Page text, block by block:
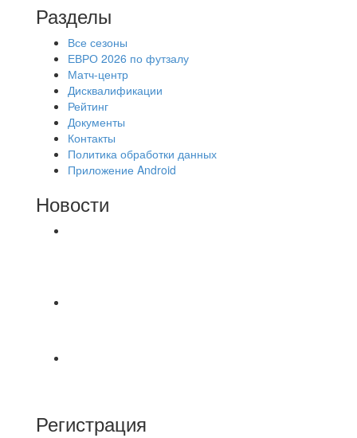
Разделы
Все сезоны
ЕВРО 2026 по футзалу
Матч-центр
Дисквалификации
Рейтинг
Документы
Контакты
Политика обработки данных
Приложение Android
Новости
Регистрация